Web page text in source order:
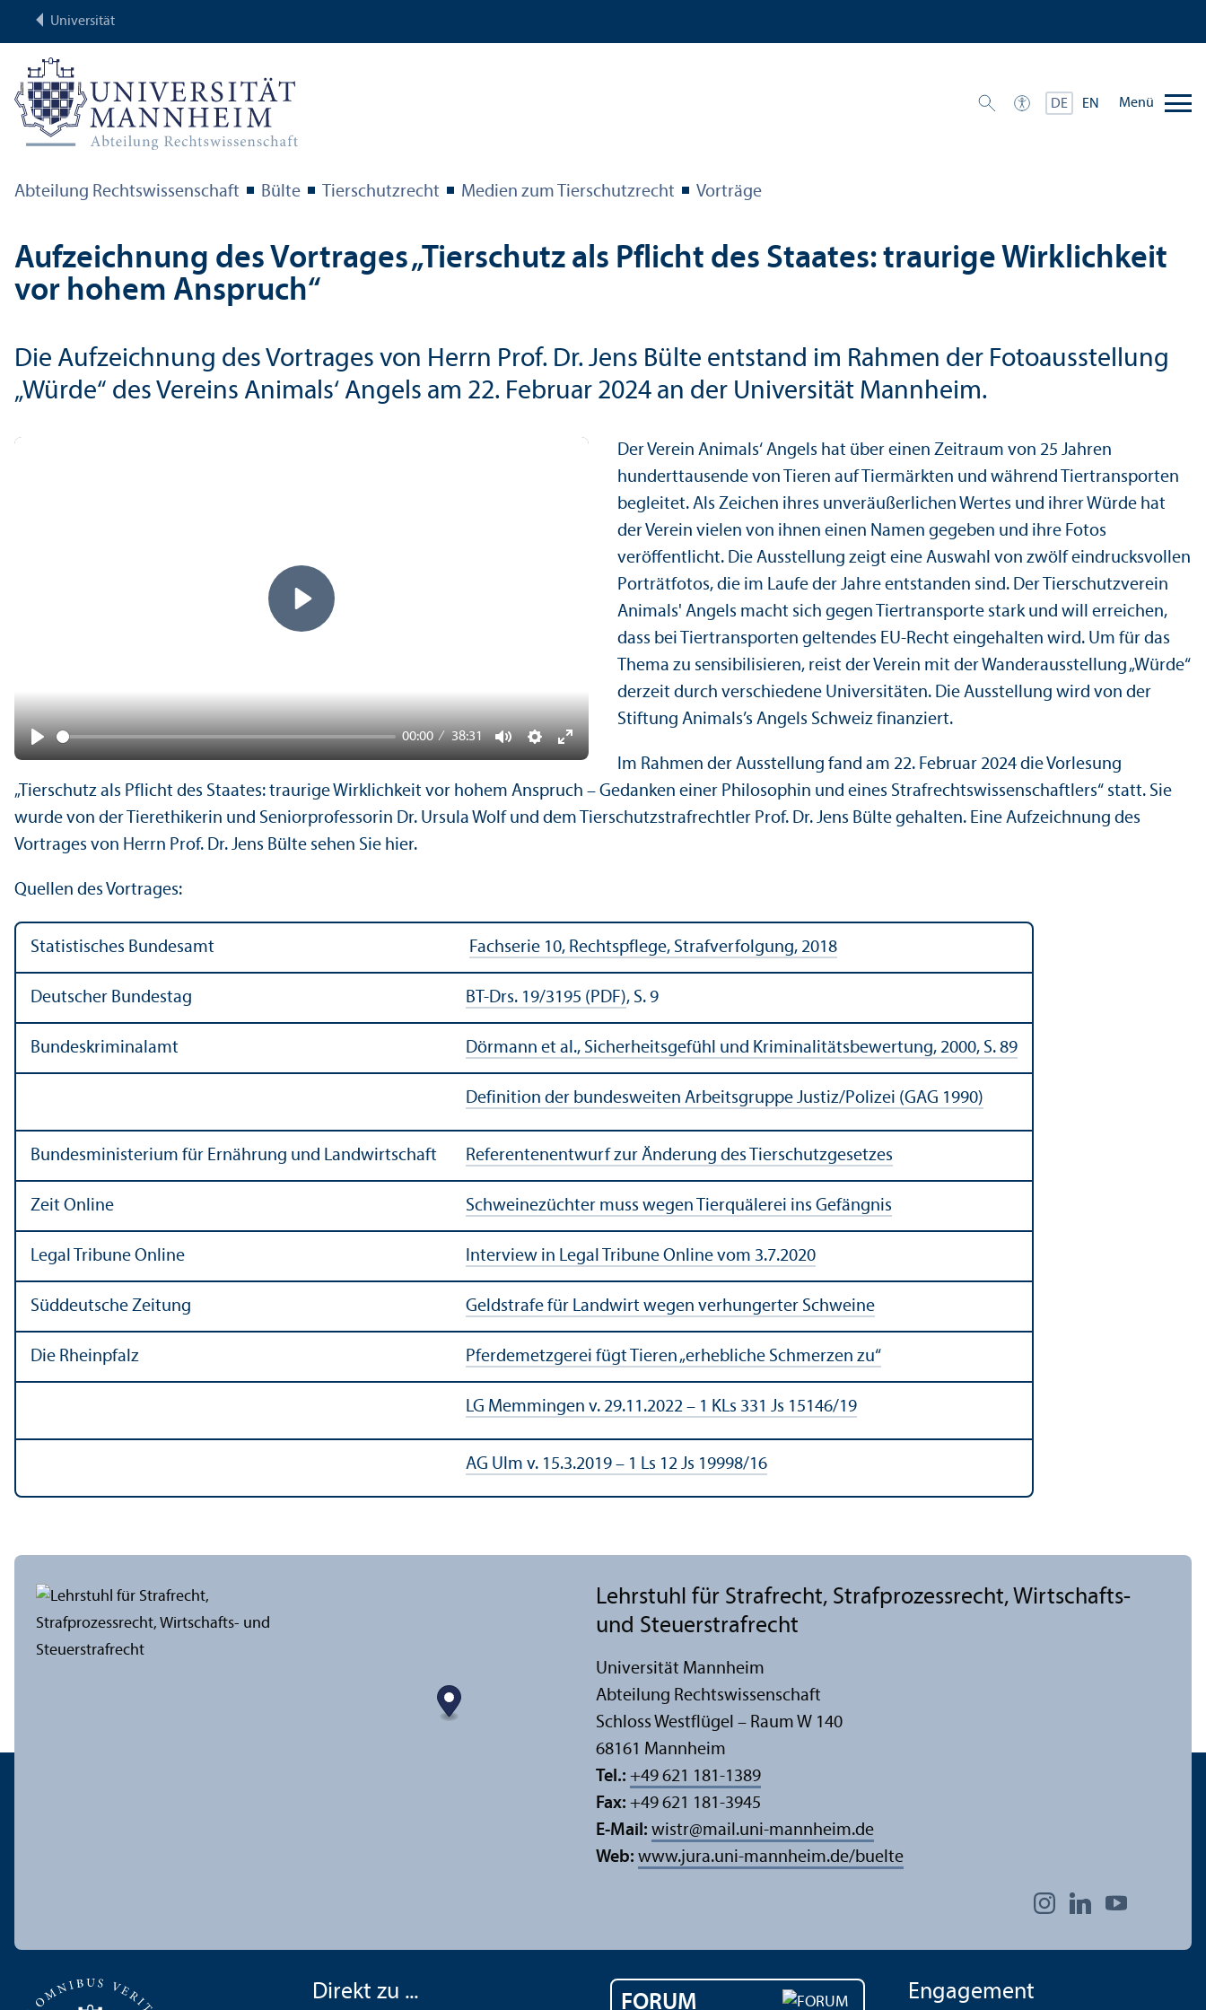
Universität
DE EN Menü
Abteilung Rechts­wissenschaft Bülte Tierschutz­recht Medien zum Tierschutz­recht Vorträge
Aufzeichnung des Vortrages „Tierschutz als Pflicht des Staates: traurige Wirklichkeit
vor hohem Anspruch“
Die Aufzeichnung des Vortrages von Herrn Prof. Dr. Jens Bülte entstand im Rahmen der Fotoausstellung
„Würde“ des Vereins Animals‘ Angels am 22. Februar 2024 an der Universität Mannheim.
Play
00:00 38:31
MuteSettings
Enter
fullscreen
Play
Der Verein Animals‘ Angels hat über einen Zeitraum von 25 Jahren
hunderttausende von Tieren auf Tiermärkten und während Tiertrans­porten
begleitet. Als Zeichen ihres unveräußerlichen Wertes und ihrer Würde hat
der Verein vielen von ihnen einen Namen gegeben und ihre Fotos
veröffentlicht. Die Ausstellung zeigt eine Auswahl von zwölf eindrucksvollen
Porträtfotos, die im Laufe der Jahre entstanden sind. Der Tierschutz­verein
Animals' Angels macht sich gegen Tiertrans­porte stark und will erreichen,
dass bei Tiertrans­porten geltendes EU-Recht eingehalten wird. Um für das
Thema zu sensibilisieren, reist der Verein mit der Wanderausstellung „Würde“
derzeit durch verschiedene Universitäten. Die Ausstellung wird von der
Stiftung Animals’s Angels Schweiz finanz­iert.
Im Rahmen der Ausstellung fand am 22. Februar 2024 die Vorlesung
„Tierschutz als Pflicht des Staates: traurige Wirklichkeit vor hohem Anspruch – Gedanken einer Philosophin und eines Strafrechts­wissenschaft­lers“ statt. Sie
wurde von der Tierethikerin und Seniorprofessorin Dr. Ursula Wolf und dem Tierschutz­strafrechtler Prof. Dr. Jens Bülte gehalten. Eine Aufzeichnung des
Vortrages von Herrn Prof. Dr. Jens Bülte sehen Sie hier.
Quellen des Vortrages:
Statistisches Bundes­amt Fach­serie 10, Rechts­pflege, Strafverfolgung, 2018
Deutscher Bundestag BT-Drs. 19/3195 (PDF), S. 9
Bundes­kriminalamt Dörmann et al., Si­cher­heits­ge­fühl und Kri­mi­na­li­täts­be­wer­tung, 2000, S. 89
Definition der bundes­weiten Arbeits­gruppe Justiz/Polizei (GAG 1990)
Bundes­ministerium für Ernährung und Landwirtschaft Referentenentwurf zur Änderung des Tierschutz­gesetzes
Zeit Online Schweinezüchter muss wegen Tierquälerei ins Gefängnis
Legal Tribune Online Interview in Legal Tribune Online vom 3.7.2020
Süddeutsche Zeitung Geldstrafe für Landwirt wegen verhungerter Schweine
Die Rheinpfalz Pferdemetzgerei fügt Tieren „erhebliche Schmerzen zu“
LG Memmingen v. 29.11.2022 – 1 KLs 331 Js 15146/19
AG Ulm v. 15.3.2019 – 1 Ls 12 Js 19998/16
Lehr­stuhl für Strafrecht, Strafprozess­recht, Wirtschafts-
und Steuerstrafrecht
Universität Mannheim
Abteilung Rechts­wissenschaft
Schloss Westflügel – Raum W 140
68161 Mannheim
Tel.: +49 621 181-1389
Fax: +49 621 181-3945
E-Mail: wistr@mail.uni-mannheim.de
Web: www.jura.uni-mannheim.de/buelte
Direkt zu ... FORUM Engagement